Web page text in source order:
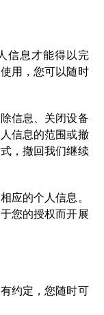
信息才能得以完
用，您可以随时
信息、关闭设备
信息的范围或撤
，撤回我们继续
应的个人信息。
您的授权而开展
约定，您随时可